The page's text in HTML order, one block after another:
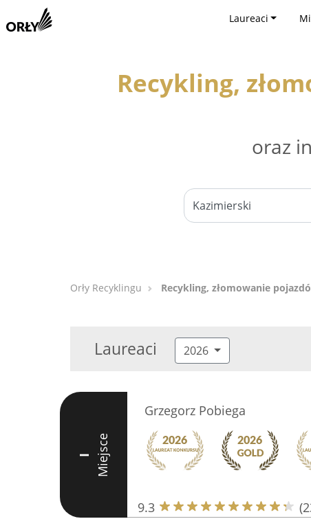
Laureaci
Recykling,
oraz
Orły Recyklingu Recykling, złomowanie
Laureaci 2026
I Miejsce
Grzegorz Pobiega
9.3